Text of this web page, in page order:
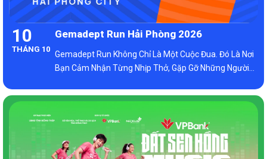
10
THÁNG 10
Gemadept Run Hải Phòng 2026
Gemadept Run Không Chỉ Là Một Cuộc Đua. Đó Là Nơi
Bạn Cảm Nhận Từng Nhịp Thở, Gặp Gỡ Những Người
Chính Mình. Dù Chọn 5K Để Bắt Đầu Hay 10K Để Bứt